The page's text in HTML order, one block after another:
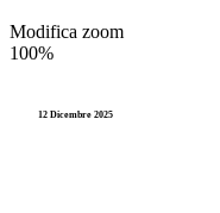
Modifica zoom
100%
12 Dicembre 2025